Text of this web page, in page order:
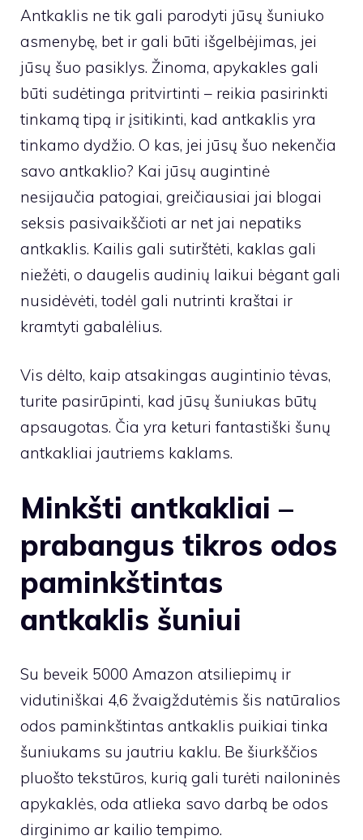
Antkaklis ne tik gali parodyti jūsų šuniuko
asmenybę, bet ir gali būti išgelbėjimas, jei
jūsų šuo pasiklys. Žinoma, apykakles gali
būti sudėtinga pritvirtinti – reikia pasirinkti
tinkamą tipą ir įsitikinti, kad antkaklis yra
tinkamo dydžio. O kas, jei jūsų šuo nekenčia
savo antkaklio? Kai jūsų augintinė
nesijaučia patogiai, greičiausiai jai blogai
seksis pasivaikščioti ar net jai nepatiks
antkaklis. Kailis gali sutirštėti, kaklas gali
niežėti, o daugelis audinių laikui bėgant gali
nusidėvėti, todėl gali nutrinti kraštai ir
kramtyti gabalėlius.
Vis dėlto, kaip atsakingas augintinio tėvas,
turite pasirūpinti, kad jūsų šuniukas būtų
apsaugotas. Čia yra keturi fantastiški šunų
antkakliai jautriems kaklams.
Minkšti antkakliai –
prabangus tikros odos
paminkštintas
antkaklis šuniui
Su beveik 5000 Amazon atsiliepimų ir
vidutiniškai 4,6 žvaigždutėmis šis natūralios
odos paminkštintas antkaklis puikiai tinka
šuniukams su jautriu kaklu. Be šiurkščios
pluošto tekstūros, kurią gali turėti nailoninės
apykaklės, oda atlieka savo darbą be odos
dirginimo ar kailio tempimo.